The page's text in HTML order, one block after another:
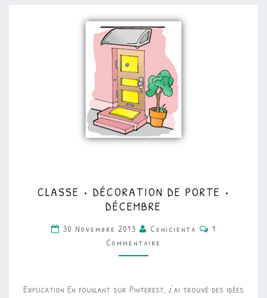
•
DÉCORATION
DE
PORTE
CLASSE • DÉCORATION DE PORTE •
DÉCEMBRE
30 Novembre 2013 Cenicienta
1
Commentaire
Explication En fouillant sur Pinterest, j’ai trouvé des idées